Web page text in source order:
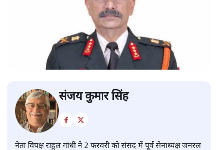
संजय कुमार सिंह
नेता विपक्ष राहुल गांधी ने 2 फरवरी को संसद में पूर्व सेनाध्यक्ष जनरल